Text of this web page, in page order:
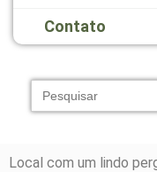
Contato
Search
for:
Local com um lindo